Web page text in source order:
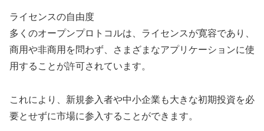
ライセンスの自由度
多くのオープンプロトコルは、ライセンスが寛容であり、
商用や非商用を問わず、さまざまなアプリケーションに使
用することが許可されています。
これにより、新規参入者や中小企業も大きな初期投資を必
要とせずに市場に参入することができます。